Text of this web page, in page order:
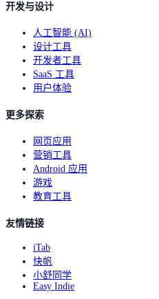
开发与设计
人工智能 (AI)
设计工具
开发者工具
SaaS 工具
用户体验
更多探索
网页应用
营销工具
Android 应用
游戏
教育工具
友情链接
iTab
快帆
小舒同学
Easy Indie